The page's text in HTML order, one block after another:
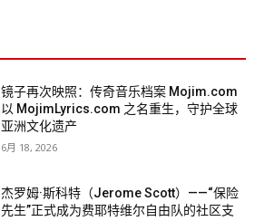
镜子再次映照：传奇音乐档案 Mojim.com
以 MojimLyrics.com 之名重生，守护全球
亚洲文化遗产
6月 18, 2026
杰罗姆·斯科特（Jerome Scott）——“保险
先生”正式成为费耶特维尔自由队的社区支